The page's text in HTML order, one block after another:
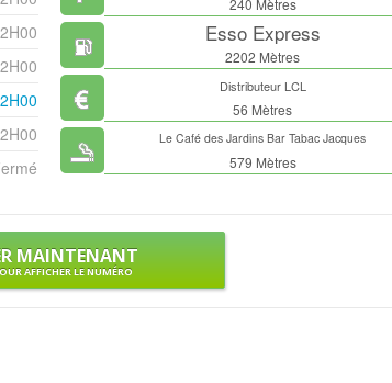
240 Mètres
Esso Express
2202 Mètres
Distributeur LCL
56 Mètres
Le Café des Jardins Bar Tabac Jacques
579 Mètres
MAINTENANT
AFFICHER LE NUMÉRO